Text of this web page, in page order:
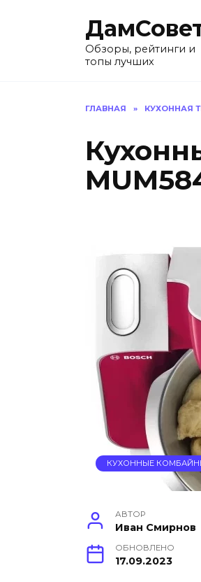
Обзоры, рейтинги и
топы лучших
ГЛАВНАЯ » КУХОННАЯ
КУХОННЫЕ
АВТОР
Иван Смирнов
ОБНОВЛЕНО
17.09.2023